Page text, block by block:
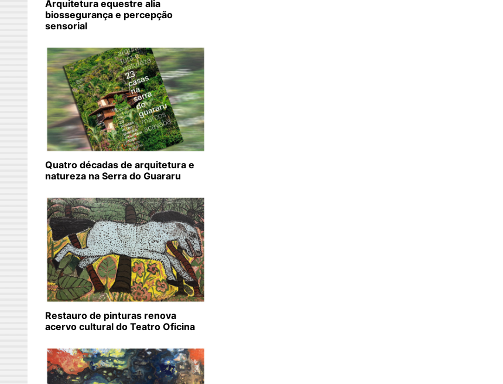
Arquitetura equestre alia
biossegurança e percepção
sensorial
Quatro décadas de arquitetura e
natureza na Serra do Guararu
Restauro de pinturas renova
acervo cultural do Teatro Oficina